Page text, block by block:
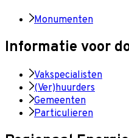
Monumenten
Informatie voor
Vakspecialisten
(Ver)huurders
Gemeenten
Particulieren